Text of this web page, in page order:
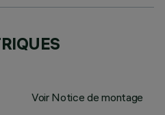
Voir Notice de montage